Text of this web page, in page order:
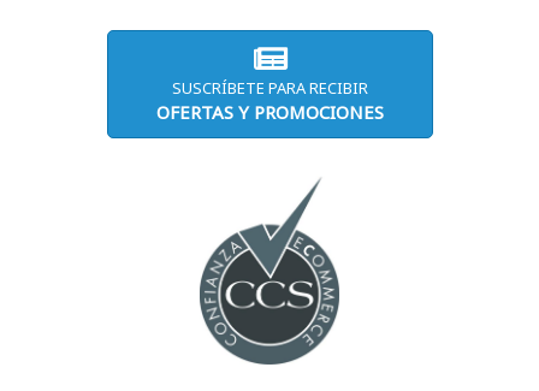
SUSCRÍBETE PARA RECIBIR
OFERTAS Y PROMOCIONES